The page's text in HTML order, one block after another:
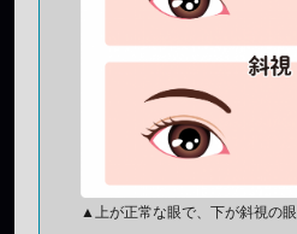
▲上が正常な眼で、下が斜視の眼